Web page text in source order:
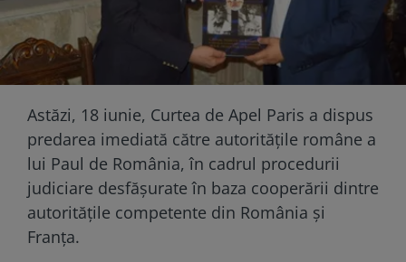
Astăzi, 18 iunie, Curtea de Apel Paris a dispus
predarea imediată către autoritățile române a
lui Paul de România, în cadrul procedurii
judiciare desfășurate în baza cooperării dintre
autoritățile competente din România și
Franța.